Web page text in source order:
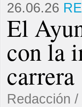
26.06.26
El
con la
carrera
Redacción